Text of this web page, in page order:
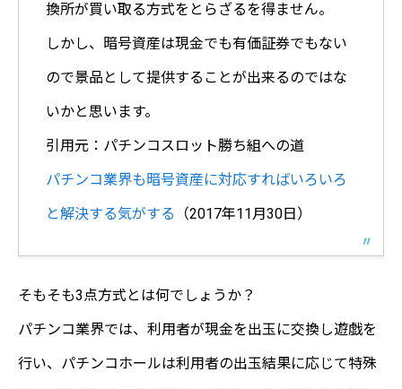
換所が買い取る方式をとらざるを得ません。
しかし、暗号資産は現金でも有価証券でもない
ので景品として提供することが出来るのではな
いかと思います。
引用元：パチンコスロット勝ち組への道
パチンコ業界も暗号資産に対応すればいろいろ
と解決する気がする
（2017年11月30日）
そもそも3点方式とは何でしょうか？
パチンコ業界では、利用者が現金を出玉に交換し遊戯を
行い、パチンコホールは利用者の出玉結果に応じて特殊